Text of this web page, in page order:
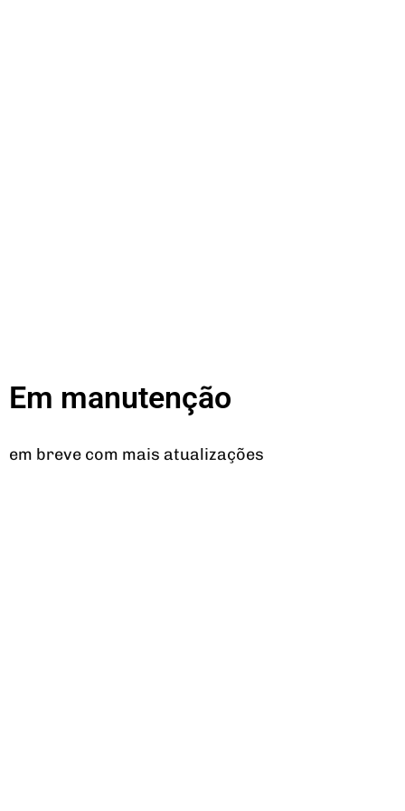
Em manutenção
em breve com mais atualizações